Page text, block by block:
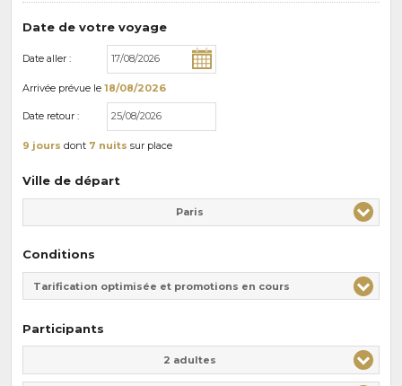
Date de votre voyage
Date aller :
Arrivée prévue le 18/08/2026
Date retour :
9 jours dont 7 nuits sur place
Ville de départ
Paris
Conditions
Tarification optimisée et promotions en cours
Participants
2 adultes